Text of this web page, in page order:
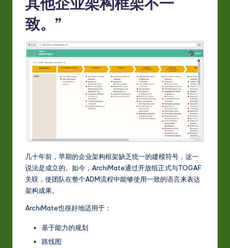
致。”
几十年前，早期的企业架构框架缺乏统一的建模符号，这一
说法是成立的。如今，ArchiMate通过开放组正式与TOGAF
关联，使团队在整个ADM流程中能够使用一致的语言来表达
架构成果。
ArchiMate也很好地适用于：
基于能力的规划
路线图